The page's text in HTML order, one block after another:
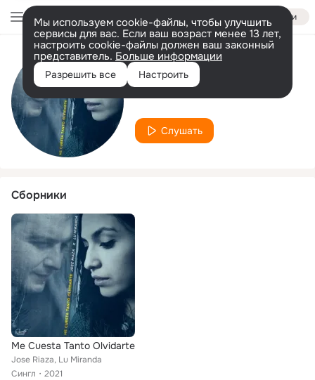
Войти
Мы используем cookie-файлы, чтобы улучшить
сервисы для вас. Если ваш возраст менее 13 лет,
настроить cookie-файлы должен ваш законный
представитель. Больше информации
Разрешить все Настроить
Исполнитель
Lu Miranda
Слушать
Сборники
Me Cuesta Tanto Olvidarte
Jose Riaza, Lu Miranda
Сингл
2021